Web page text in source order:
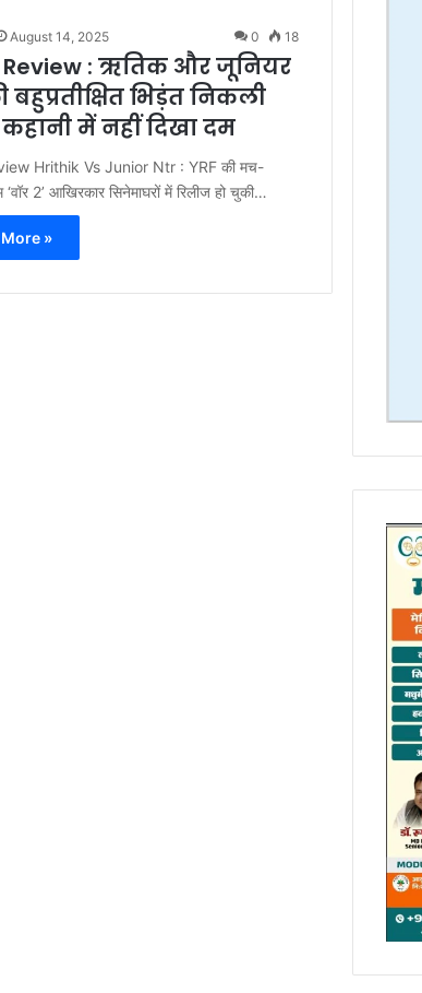
August 14, 2025 0 18
Review : ऋतिक और जूनियर
बहुप्रतीक्षित भिड़ंत निकली
में नहीं दिखा दम
Hrithik Vs Junior Ntr : YRF की मच-
2’ आखिरकार सिनेमाघरों में रिलीज हो चुकी…
»